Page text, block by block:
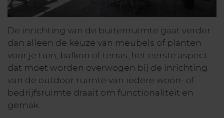
De inrichting van de buitenruimte gaat verder
dan alleen de keuze van meubels of planten
voor je tuin, balkon of terras; het eerste aspect
dat moet worden overwogen bij de inrichting
van de outdoor ruimte van iedere woon- of
bedrijfsruimte draait om functionaliteit en
gemak.